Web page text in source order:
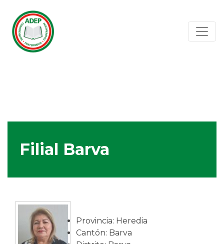
Filial Barva
Provincia: Heredia
Cantón: Barva